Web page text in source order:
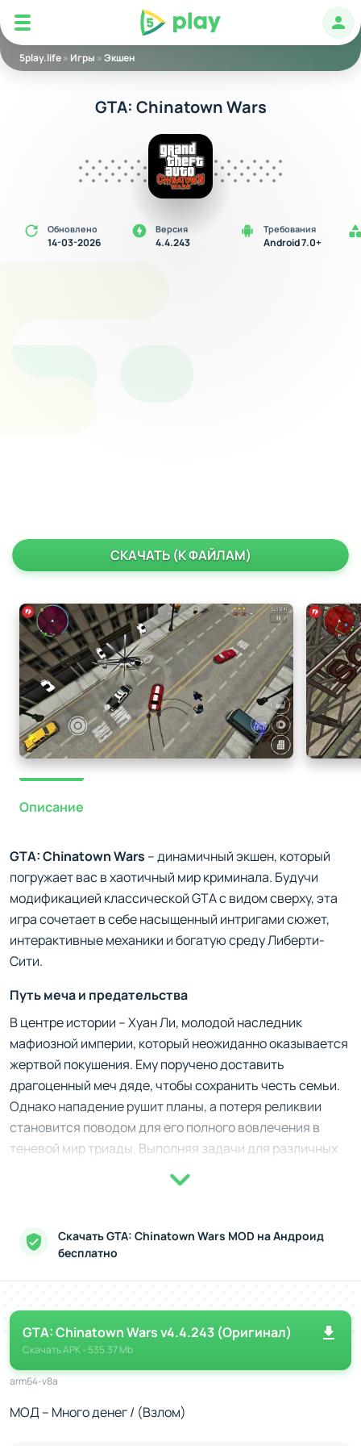
5play
5play.life» Игры »Экшен
GTA: Chinatown Wars
Обновлено
14-03-2026
Версия
4.4.243
Требования
Android 7.0+
СКАЧАТЬ (К ФАЙЛАМ)
Описание
GTA: Chinatown Wars – динамичный экшен, который
погружает вас в хаотичный мир криминала. Будучи
модификацией классической GTA с видом сверху, эта
игра сочетает в себе насыщенный интригами сюжет,
интерактивные механики и богатую среду Либерти-
Сити.
Путь меча и предательства
В центре истории – Хуан Ли, молодой наследник
мафиозной империи, который неожиданно оказывается
жертвой покушения. Ему поручено доставить
драгоценный меч дяде, чтобы сохранить честь семьи.
Однако нападение рушит планы, а потеря реликвии
становится поводом для его полного вовлечения в
теневой мир триады. Выполняя задачи для различных
тайны, которые угрожают перестроить его жизнь.
Каждая миссия в игре предлагает этапы с уникальными
оживляют процесс. Здесь всё зависит от ваших умений
и внимательности. К тому же мир полон возможностей
для заработка и развлечений, включая торговлю,
погоню за беглецами и даже татуирование членов
Скачать GTA: Chinatown Wars MOD на Андроид
бесплатно
GTA: Chinatown Wars v4.4.243 (Оригинал)
СкачатьAPK- 535.37 Mb
arm64-v8a
МОД – Много денег / (Взлом)